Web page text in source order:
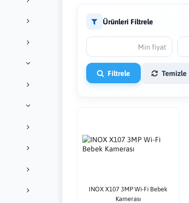
Ürünleri Filtrele
Filtrele Temizle
INOX X107 3MP Wi-Fi Bebek
Kamerası